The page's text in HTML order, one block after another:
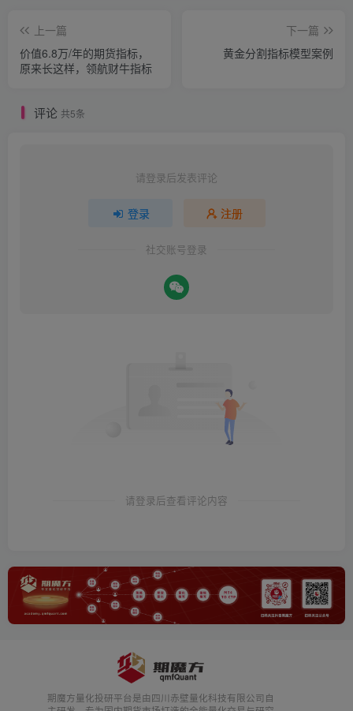
上一篇
价值6.8万/年的期货指标，
原来长这样，领航财牛指标
下一篇
黄金分割指标模型案例
评论 共5条
请登录后发表评论
登录 注册
社交账号登录
请登录后查看评论内容
期魔方量化投研平台是由四川赤壁量化科技有限公司自